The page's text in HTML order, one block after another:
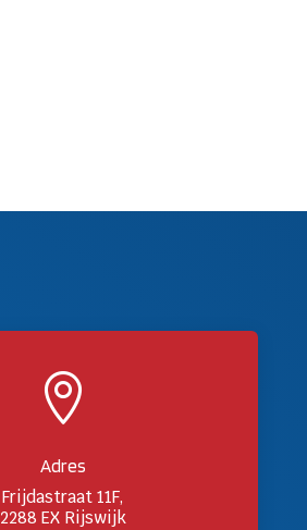

Adres
Frijdastraat 11F,
2288 EX Rijswijk